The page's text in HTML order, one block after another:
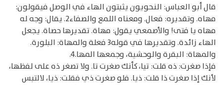
قال أبو العباس: النحويون يثبتون الهاء في الوصل فيقولون:
مهاه. وتقديره: فعال. ومعناه اللمع والصفاء2. يقال: وجه له
مهاه يا فتى! والأصمعي يقول: مهاة. تقديرها حصاة. يجعل
الهاء زائدة. وتقديرها في قوله3 فعلة والمهاة: البلورة.
والمهاة: البقرة والوحشية، وجمعها المها.4.
فإذا صغرت: ذه قلت: تيا، كأنك صغرت تا. ولا تصغر ذه على لفظها،
لأنك إذا صغرت ذا قلت: ذيا. فلو صغرت ذي فقلت: ذيا، لالتبس